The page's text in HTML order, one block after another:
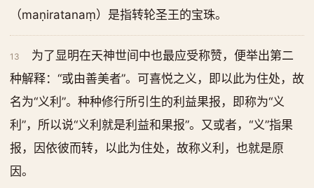
（maṇiratanaṃ）是指转轮圣王的宝珠。
13
为了显明在天神世间中也最应受称赞，便举出第二
种解释：“或由善美者”。可喜悦之义，即以此为住处，故
名为“义利”。种种修行所引生的利益果报，即称为“义
利”，所以说“义利就是利益和果报”。又或者，“义”指果
报，因依彼而转，以此为住处，故称义利，也就是原
因。